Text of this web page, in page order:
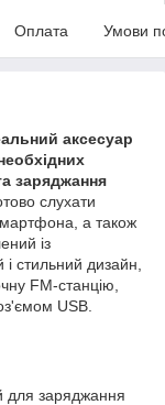
Оплата Умови
аксесуар
заряджання
слухати
а також
із
і стильний дизайн,
FM-станцію,
USB.
для заряджання